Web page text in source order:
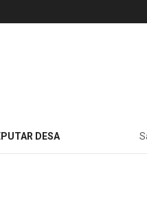
DESA